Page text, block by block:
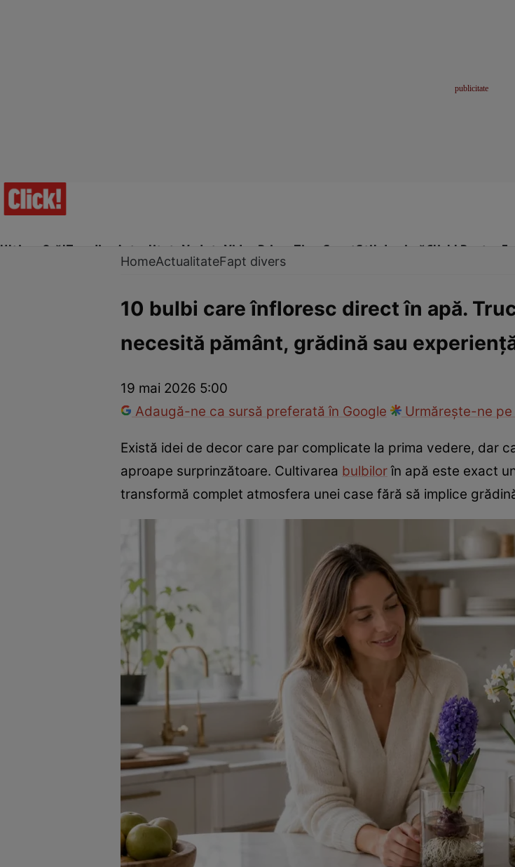
Ultima Oră!Trending Actualitate Vedete Video Prime Time SportStil de viațăClick! Pentru
InternaționalFapt diversTehnologieNațional Sport
HomeActualitateFapt divers
10 bulbi care înfloresc direct în apă.
necesită pământ, grădină sau
19 mai 2026 5:00
Adaugă-ne ca sursă preferată în Google
Urmărește-ne
Există idei de decor care par complicate la prima vedere, dar
aproape surprinzătoare. Cultivarea bulbilorîn apă este exact
transformă complet atmosfera unei case fără să implice